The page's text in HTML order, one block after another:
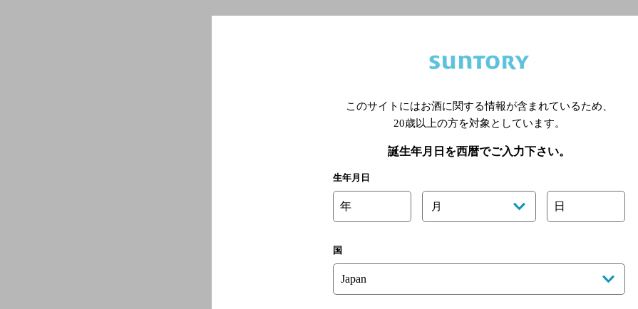
このサイトにはお酒に関する情報が含まれているため、
20歳以上の方を対象としています。
誕生年月日を西暦でご入力下さい。
生年月日
年 月 日
国